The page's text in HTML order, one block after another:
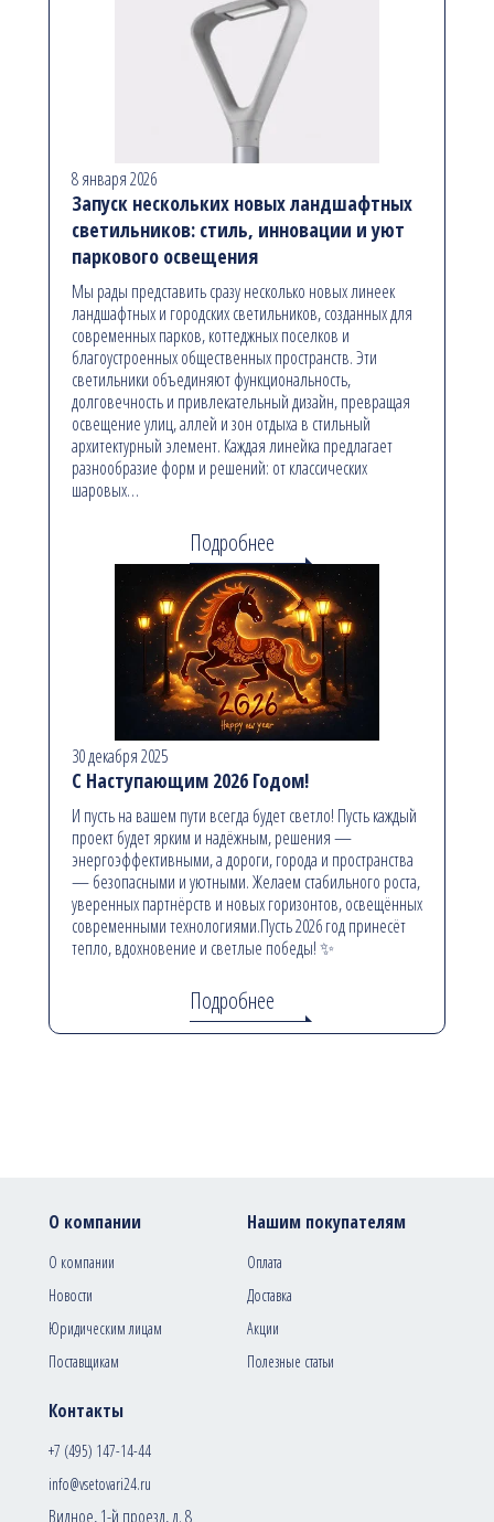
8 января 2026
Запуск нескольких новых ландшафтных
светильников: стиль, инновации и уют
паркового освещения
Мы рады представить сразу несколько новых линеек
ландшафтных и городских светильников, созданных для
современных парков, коттеджных поселков и
благоустроенных общественных пространств. Эти
светильники объединяют функциональность,
долговечность и привлекательный дизайн, превращая
освещение улиц, аллей и зон отдыха в стильный
архитектурный элемент. Каждая линейка предлагает
разнообразие форм и решений: от классических
шаровых…
Подробнее
30 декабря 2025
С Наступающим 2026 Годом!
И пусть на вашем пути всегда будет светло! Пусть каждый
проект будет ярким и надёжным, решения —
энергоэффективными, а дороги, города и пространства
— безопасными и уютными. Желаем стабильного роста,
уверенных партнёрств и новых горизонтов, освещённых
современными технологиями.Пусть 2026 год принесёт
тепло, вдохновение и светлые победы! ✨
Подробнее
Контакты
+7 (495) 147-14-44
info@vsetovari24.ru
Видное, 1-й проезд, д. 8
О компании
О компании
Новости
Юридическим лицам
Поставщикам
Нашим покупателям
Оплата
Доставка
Акции
Полезные статьи